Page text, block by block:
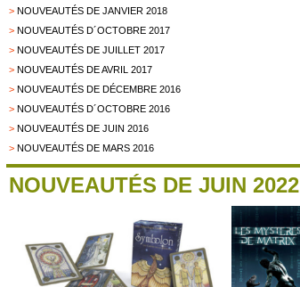
> NOUVEAUTÉS DE JANVIER 2018
> NOUVEAUTÉS D´OCTOBRE 2017
> NOUVEAUTÉS DE JUILLET 2017
> NOUVEAUTÉS DE AVRIL 2017
> NOUVEAUTÉS DE DÉCEMBRE 2016
> NOUVEAUTÉS D´OCTOBRE 2016
> NOUVEAUTÉS DE JUIN 2016
> NOUVEAUTÉS DE MARS 2016
NOUVEAUTÉS DE JUIN 2022